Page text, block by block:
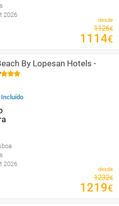
2026
desde
1126€
1114€
By Lopesan Hotels -
2026
desde
1232€
1219€